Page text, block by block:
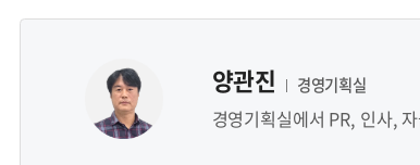
양관진 경영기획실
경영기획실에서 PR, 인사,